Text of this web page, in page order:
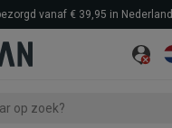
vanaf € 39,95 in Nederland